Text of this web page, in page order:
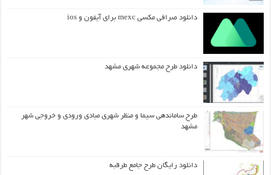
دانلود صرافی مکسی mexc برای آیفون و ios
دانلود طرح مجموعه شهری مشهد
طرح ساماندهی سیما و منظر شهری مبادی ورودی و خروجی شهر
مشهد
دانلود رایگان طرح جامع طرقبه